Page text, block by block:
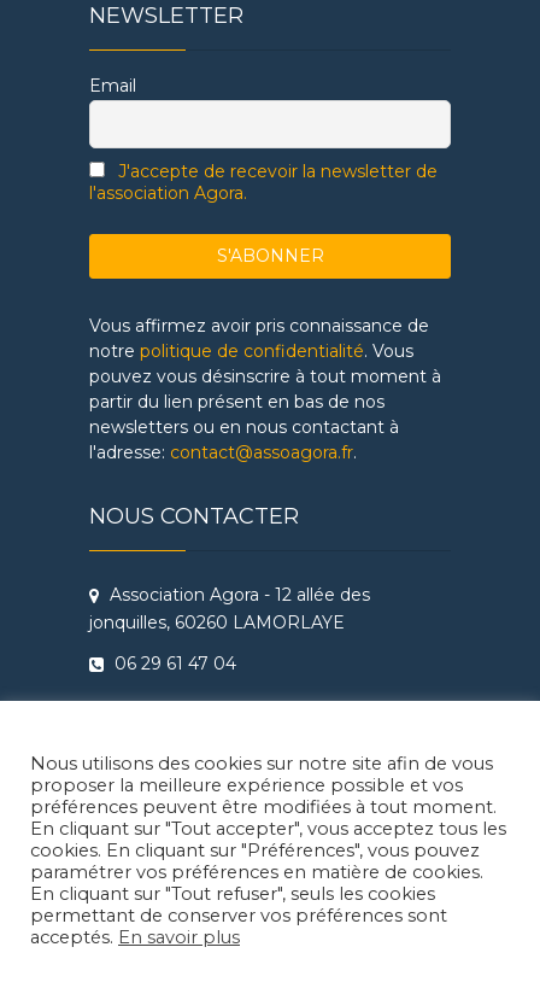
NEWSLETTER
Email
J'accepte de recevoir la newsletter de
l'association Agora.
Vous affirmez avoir pris connaissance de
notre politique de confidentialité. Vous
pouvez vous désinscrire à tout moment à
partir du lien présent en bas de nos
newsletters ou en nous contactant à
l'adresse: contact@assoagora.fr.
NOUS CONTACTER
Association Agora - 12 allée des
jonquilles, 60260 LAMORLAYE
06 29 61 47 04
Règlement intérieur Agora - Ateliers
Théâtre & Cinéma
FacebookInstragramLinkedIn
Nous utilisons des cookies sur notre site afin de vous
proposer la meilleure expérience possible et vos
préférences peuvent être modifiées à tout moment.
En cliquant sur "Tout accepter", vous acceptez tous les
cookies. En cliquant sur "Préférences", vous pouvez
paramétrer vos préférences en matière de cookies.
En cliquant sur "Tout refuser", seuls les cookies
permettant de conserver vos préférences sont
acceptés. En savoir plus